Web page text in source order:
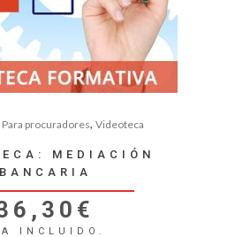
Para procuradores, Videoteca
MEDIACIÓN
BANCARIA
€
INCLUIDO.